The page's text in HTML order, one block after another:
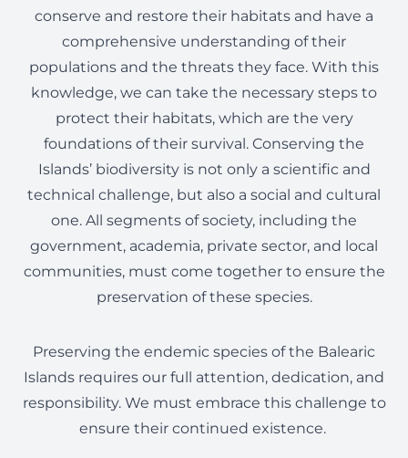
conserve and restore their habitats and have a
comprehensive understanding of their
populations and the threats they face. With this
knowledge, we can take the necessary steps to
protect their habitats, which are the very
foundations of their survival. Conserving the
Islands’ biodiversity is not only a scientific and
technical challenge, but also a social and cultural
one. All segments of society, including the
government, academia, private sector, and local
communities, must come together to ensure the
preservation of these species.
Preserving the endemic species of the Balearic
Islands requires our full attention, dedication, and
responsibility. We must embrace this challenge to
ensure their continued existence.